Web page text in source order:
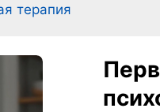
терапия